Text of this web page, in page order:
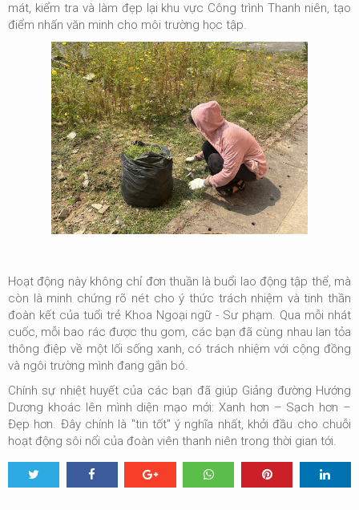
mát, kiểm tra và làm đẹp lại khu vực Công trình Thanh niên, tạo
điểm nhấn văn minh cho môi trường học tập.
Hoạt động này không chỉ đơn thuần là buổi lao động tập thể, mà
còn là minh chứng rõ nét choý thức trách nhiệm và tinh thần
đoàn kếtcủa tuổi trẻ Khoa Ngoại ngữ - Sư phạm. Qua mỗi nhát
cuốc, mỗi bao rác được thu gom, các bạn đã cùng nhau lan tỏa
thông điệp về một lối sống xanh, có trách nhiệm với cộng đồng
và ngôi trường mình đang gắn bó.
Chính sự nhiệt huyết của các bạn đã giúp Giảng đường Hướng
Dương khoác lên mình diện mạo mới: Xanh hơn – Sạch hơn –
Đẹp hơn. Đây chính là "tin tốt" ý nghĩa nhất, khởi đầu cho chuỗi
hoạt động sôi nổi của đoàn viên thanh niên trong thời gian tới.